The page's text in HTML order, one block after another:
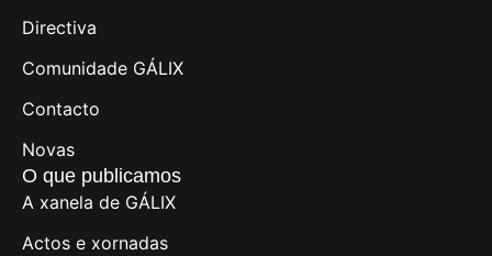
Directiva
Comunidade GÁLIX
Contacto
Novas
O que publicamos
A xanela de GÁLIX
Actos e xornadas